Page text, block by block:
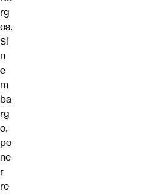
rg
os.
Si
n
e
m
ba
rg
o,
po
ne
r
re